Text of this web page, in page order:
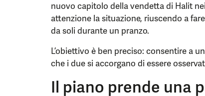
nuovo capitolo della vendetta di Halit
attenzione la situazione, riuscendo a
da soli durante un pranzo.
L’obiettivo è ben preciso: consentire a
che i due si accorgano di essere
Il piano prende una